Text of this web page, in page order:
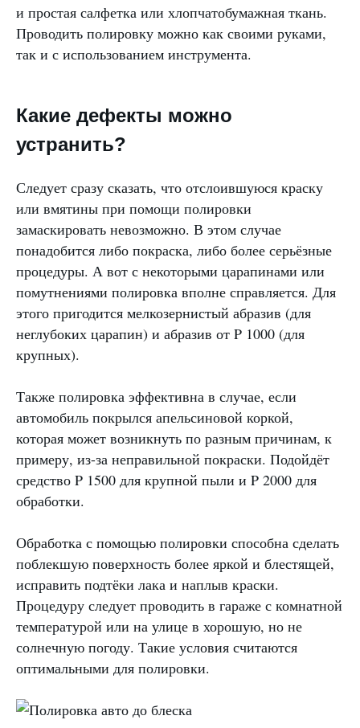
и простая салфетка или хлопчатобумажная ткань.
Проводить полировку можно как своими руками,
так и с использованием инструмента.
Какие дефекты можно
устранить?
Следует сразу сказать, что отслоившуюся краску
или вмятины при помощи полировки
замаскировать невозможно. В этом случае
понадобится либо покраска, либо более серьёзные
процедуры. А вот с некоторыми царапинами или
помутнениями полировка вполне справляется. Для
этого пригодится мелкозернистый абразив (для
неглубоких царапин) и абразив от P 1000 (для
крупных).
Также полировка эффективна в случае, если
автомобиль покрылся апельсиновой коркой,
которая может возникнуть по разным причинам, к
примеру, из-за неправильной покраски. Подойдёт
средство P 1500 для крупной пыли и P 2000 для
обработки.
Обработка с помощью полировки способна сделать
поблекшую поверхность более яркой и блестящей,
исправить подтёки лака и наплыв краски.
Процедуру следует проводить в гараже с комнатной
температурой или на улице в хорошую, но не
солнечную погоду. Такие условия считаются
оптимальными для полировки.